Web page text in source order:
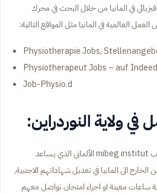
في المانيا من خلال البحث في محرك
العالمية في المانيا مثل المواقع التالية:
Physiotherapie Jobs,
Physiotherapeut Jobs – auf
Job-Physio.d
ولاية النوردراين:
يوجد في مدينة كولن الألمانية مكتب mibeg institut الألماني الذي يساعد
الخارج الى المانيا في تعديل شهاداتهم الاجنبية,
معينة او اجراء امتحان تواصل معهم